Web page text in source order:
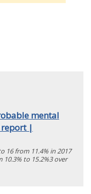
mental
|
16 from 11.4% in 2017
10.3% to 15.2%3 over